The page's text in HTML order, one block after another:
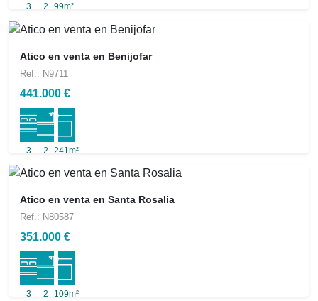
3 2 99m²
Atico en venta en Benijofar
Ref.: N9711
441.000 €
3 2 241m²
Atico en venta en Santa Rosalia
Ref.: N80587
351.000 €
3 2 109m²